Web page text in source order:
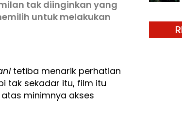
tak diinginkan yang
untuk melakukan
tetiba menarik perhatian
tak sekadar itu, film itu
minimnya akses